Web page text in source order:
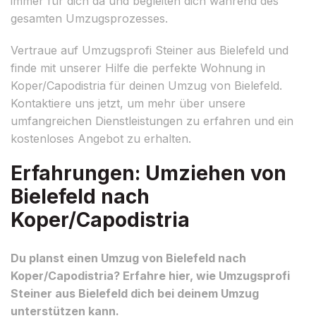
gesamten Umzugsprozesses.
Vertraue auf Umzugsprofi Steiner aus Bielefeld und
finde mit unserer Hilfe die perfekte Wohnung in
Koper/Capodistria für deinen Umzug von Bielefeld.
Kontaktiere uns jetzt, um mehr über unsere
umfangreichen Dienstleistungen zu erfahren und ein
kostenloses Angebot zu erhalten.
Erfahrungen: Umziehen von
Bielefeld nach
Koper/Capodistria
Du planst einen Umzug von Bielefeld nach
Koper/Capodistria? Erfahre hier, wie Umzugsprofi
Steiner aus Bielefeld dich bei deinem Umzug
unterstützen kann.